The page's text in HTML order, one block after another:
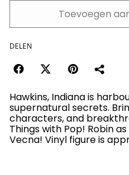
Toevoegen
DELEN
Hawkins, Indiana is
supernatural secrets.
characters, and
Things with Pop! Robin
Vecna! Vinyl figure is